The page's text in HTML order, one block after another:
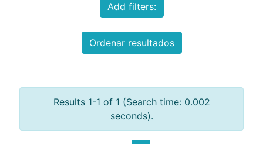
Add filters:
Ordenar resultados
Results 1-1 of 1 (Search time: 0.002
seconds).